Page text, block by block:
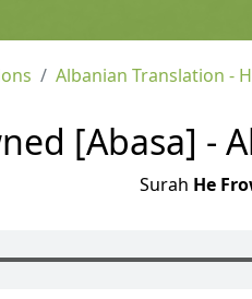
Albanian Translation -
[Abasa] -
Surah He